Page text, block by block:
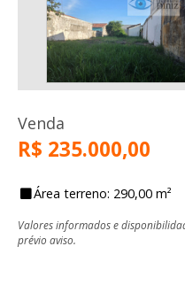
Venda
R$ 235.000,00
Área terreno: 290,00 m²
Valores informados e
prévio aviso.